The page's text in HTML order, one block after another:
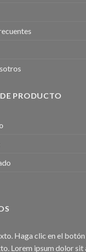
PRODUCTO
Haga clic en el
Lorem ipsum dolor